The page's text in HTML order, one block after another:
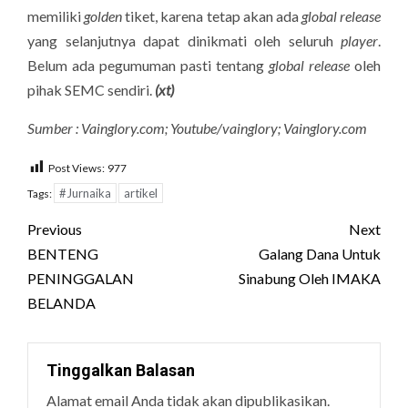
memiliki goldentiket, karena tetap akan ada global release
yang selanjutnya dapat dinikmati oleh seluruh player.
Belum ada pegumuman pasti tentang global release oleh
pihak SEMC sendiri. (xt)
Sumber : Vainglory.com; Youtube/vainglory; Vainglory.com
Post Views: 977
Tags: #Jurnaika artikel
Post
navigation
Previous
BENTENG
PENINGGALAN
BELANDA
Next
Galang Dana Untuk
Sinabung Oleh IMAKA
Tinggalkan Balasan
Alamat email Anda tidak akan dipublikasikan.